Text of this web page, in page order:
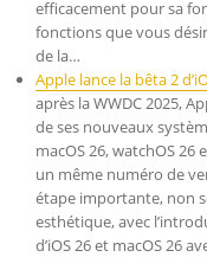
efficacement pour sa
fonctions que vous
de la…
Apple lance la bêta 2
après la WWDC 2025,
de ses nouveaux
macOS 26, watchOS
un même numéro de
étape importante, non
esthétique, avec
d’iOS 26 et macOS 26